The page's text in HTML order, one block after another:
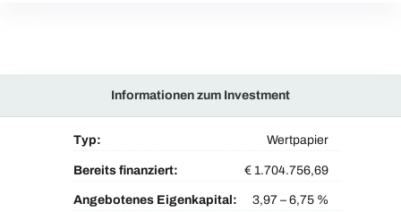
Informationen zum Investment
Typ: Wertpapier
Bereits finanziert: € 1.704.756,69
Angebotenes Eigenkapital: 3,97 – 6,75 %